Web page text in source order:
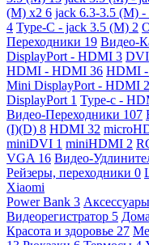
(M) x2 6 jack 6.3-3.5 (M)
4 Type-C - jack 3.5 (M) 2
Переходники 19 Видео-
DisplayPort - HDMI 3
HDMI - HDMI 36 HDMI -
Mini DisplayPort - HDMI 2
DisplayPort 1 Type-c -
Видео-Переходники 107
(I)(D) 8 HDMI 32
miniDVI 1 miniHDMI 2
VGA 16 Видео-
Рейзеры, переходники 0
Xiaomi
Power Bank 3 Аксессуары
Видеорегистратор 5
Красота и здоровье 27